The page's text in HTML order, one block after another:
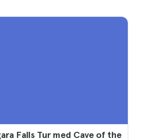
Falls Tur med Cave of the